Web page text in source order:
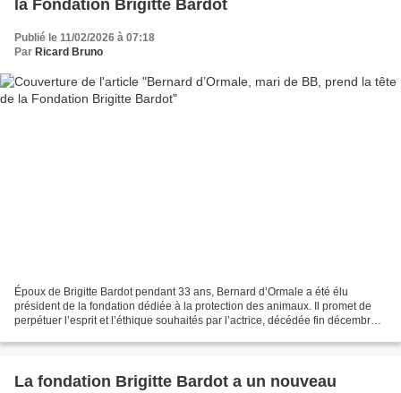
la Fondation Brigitte Bardot
Publié le 11/02/2026 à 07:18
Par Ricard Bruno
Époux de Brigitte Bardot pendant 33 ans, Bernard d’Ormale a été élu
président de la fondation dédiée à la protection des animaux. Il promet de
perpétuer l’esprit et l’éthique souhaités par l’actrice, décédée fin décembre à
La fondation Brigitte Bardot a un nouveau